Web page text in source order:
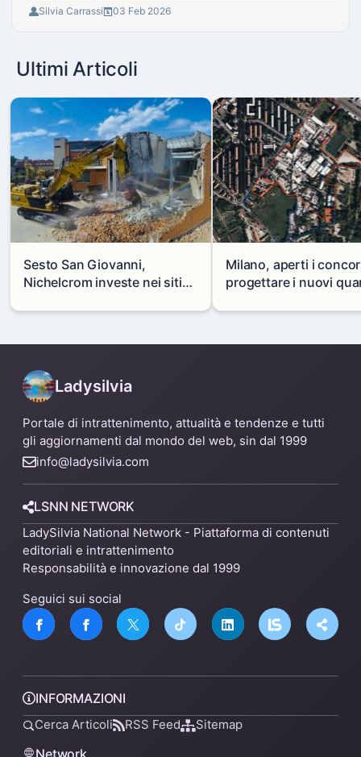
Silvia Carrassi 03 Feb 2026
Ultimi Articoli
Sesto San Giovanni,
Nichelcrom investe nei siti
capannone per fare spazio a
Milano, aperti i
progettare i nuovi
Mare
Ladysilvia
Portale di intrattenimento, attualità e tendenze e tutti
gli aggiornamenti dal mondo del web, sin dal 1999
info@ladysilvia.com
LSNN NETWORK
LadySilvia National Network - Piattaforma di contenuti
editoriali e intrattenimento
Responsabilità e innovazione dal 1999
Seguici sui social
INFORMAZIONI
Cerca Articoli RSS Feed Sitemap